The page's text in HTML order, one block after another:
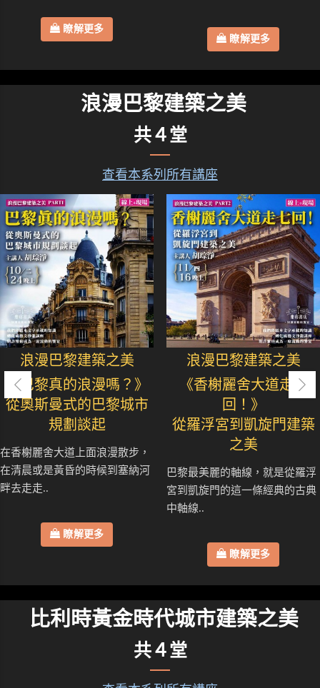
瞭解更多
瞭解更多
浪漫巴黎建築之美
共４堂
查看本系列所有講座
浪漫巴黎建築之美
《巴黎真的浪漫嗎？》
從奧斯曼式的巴黎城市
規劃談起
在香榭麗舍大道上面浪漫散步，
在清晨或是黃昏的時候到塞納河
畔去走走..
瞭解更多
浪漫巴黎建築之美
《香榭麗舍大道走七
回！》
從羅浮宮到凱旋門建築
之美
巴黎最美麗的軸線，就是從羅浮
宮到凱旋門的這一條經典的古典
中軸線..
瞭解更多
比利時黃金時代城市建築之美
共４堂